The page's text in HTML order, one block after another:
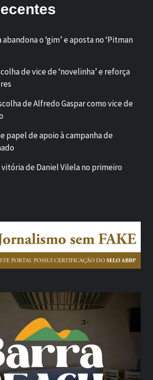
o ‘gim’ e aposta no ‘Pitman
de vice de ‘novelinha’ e reforça
de Alfredo Gaspar como vice de
papel de apoio à campanha de
de Daniel Vilela no primeiro